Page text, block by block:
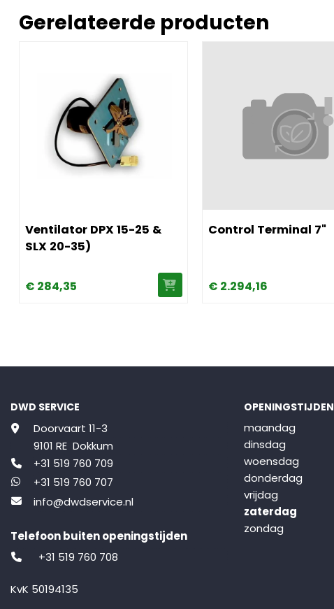
Gerelateerde producten
Ventilator DPX 15-25 &
SLX 20-35)
€ 284,35
Control Terminal 7"
€ 2.294,16
DWD SERVICE
Doorvaart 11-3
9101 RE Dokkum
+31 519 760 709
+31 519 760 707
info@dwdservice.nl
Telefoon buiten openingstijden
+31 519 760 708
KvK 50194135
OPENINGSTIJDEN
maandag
dinsdag
woensdag
donderdag
vrijdag
zaterdag
zondag